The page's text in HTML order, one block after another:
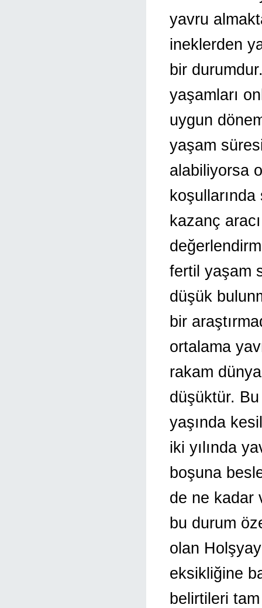
yavru
ineklerden
bir
yaşamları
uygun
yaşam
alabiliyorsa
kazanç
fertil yaşam
düşük
bir
ortalama
rakam
düşüktür.
yaşında
iki yılında
boşuna
de ne kadar
bu durum
olan
eksikliğine
belirtileri